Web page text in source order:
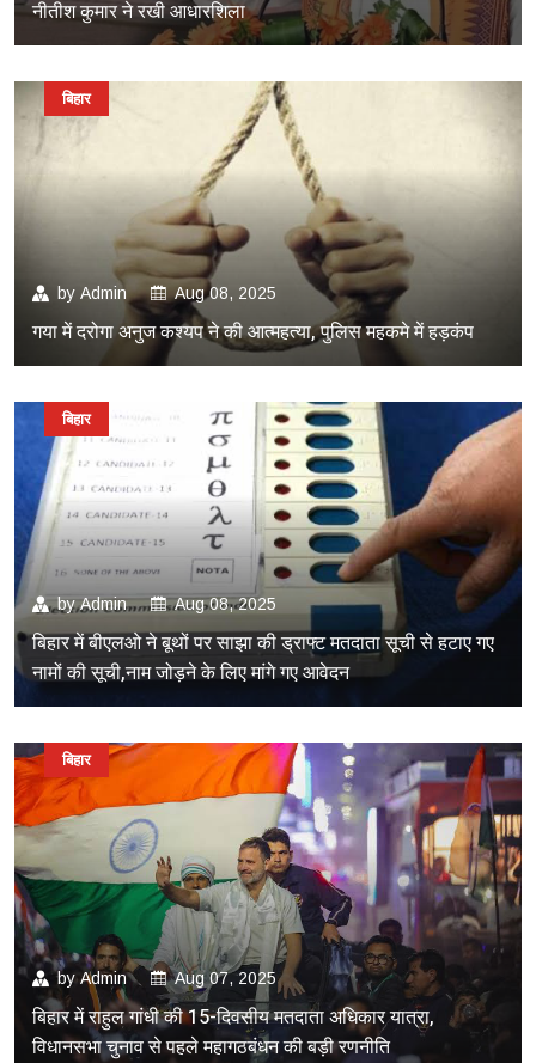
नीतीश कुमार ने रखी आधारशिला
by Admin Aug 08, 2025
गया में दरोगा अनुज कश्यप ने की आत्महत्या, पुलिस महकमे में हड़कंप
बिहार
byAdmin Aug 08, 2025
बिहार में बीएलओ ने बूथों पर साझा की ड्राफ्ट मतदाता सूची से हटाए गए
नामों की सूची,नाम जोड़ने के लिए मांगे गए आवेदन
बिहार
byAdmin Aug 07, 2025
बिहार में राहुल गांधी की 15-दिवसीय मतदाता अधिकार यात्रा,
विधानसभा चुनाव से पहले महागठबंधन की बड़ी रणनीति
बिहार